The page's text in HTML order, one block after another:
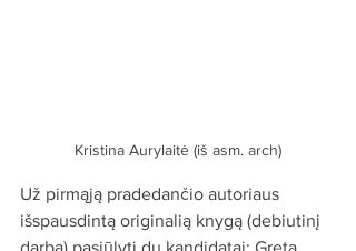
Kristina Aurylaitė (iš asm. arch)
Už pirmąją pradedančio autoriaus
išspausdintą originalią knygą (debiutinį